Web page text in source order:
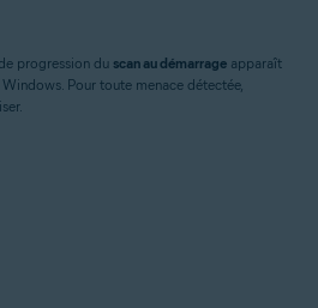
progression du scan au démarrage apparaît
Pour toute menace détectée,